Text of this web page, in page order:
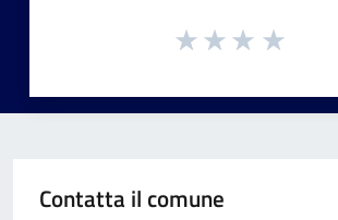
Contatta il comune